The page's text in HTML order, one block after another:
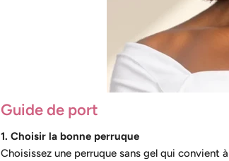
Guide de port
1. Choisir la bonne perruque
Choisissez une perruque sans gel qui